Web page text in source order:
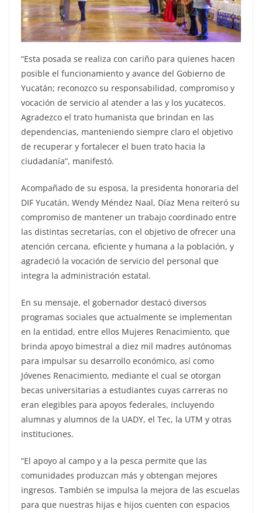
“Esta posada se realiza con cariño para quienes hacen
posible el funcionamiento y avance del Gobierno de
Yucatán; reconozco su responsabilidad, compromiso y
vocación de servicio al atender a las y los yucatecos.
Agradezco el trato humanista que brindan en las
dependencias, manteniendo siempre claro el objetivo
de recuperar y fortalecer el buen trato hacia la
ciudadanía”, manifestó.
Acompañado de su esposa, la presidenta honoraria del
DIF Yucatán, Wendy Méndez Naal, Díaz Mena reiteró su
compromiso de mantener un trabajo coordinado entre
las distintas secretarías, con el objetivo de ofrecer una
atención cercana, eficiente y humana a la población, y
agradeció la vocación de servicio del personal que
integra la administración estatal.
En su mensaje, el gobernador destacó diversos
programas sociales que actualmente se implementan
en la entidad, entre ellos Mujeres Renacimiento, que
brinda apoyo bimestral a diez mil madres autónomas
para impulsar su desarrollo económico, así como
Jóvenes Renacimiento, mediante el cual se otorgan
becas universitarias a estudiantes cuyas carreras no
eran elegibles para apoyos federales, incluyendo
alumnas y alumnos de la UADY, el Tec, la UTM y otras
instituciones.
“El apoyo al campo y a la pesca permite que las
comunidades produzcan más y obtengan mejores
ingresos. También se impulsa la mejora de las escuelas
para que nuestras hijas e hijos cuenten con espacios